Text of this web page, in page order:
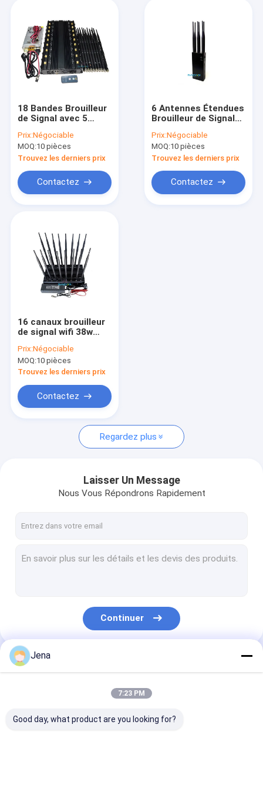
18 Bandes Brouilleur
de Signal avec 5
Refroidissement et
Rayon de Brouillage
de 40m pour Blocage
WiFi GPS VHF UHF
Prix:Négociable
MOQ:10 pièces
Trouvez les derniers prix
Contactez
6 Antennes Étendues
Brouilleur de Signal
Puissance de Sortie
de 5 Watts et
Batterie de 8000mAh
Prix:Négociable
MOQ:10 pièces
Trouvez les derniers prix
Contactez
16 canaux brouilleur
de signal wifi 38w
brouillage de 40m
pour salles de
réunion sécurisées
Prix:Négociable
MOQ:10 pièces
Trouvez les derniers prix
Contactez
Regardez plus
Laisser Un Message
Nous Vous Répondrons Rapidement
Continuer
Nos Catégories
Jena
7:23 PM
Good day, what product are you looking for?